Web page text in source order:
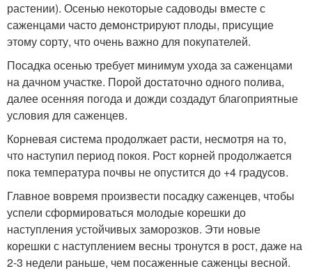
растении). Осенью некоторые садоводы вместе с
саженцами часто демонстрируют плоды, присущие
этому сорту, что очень важно для покупателей.
Посадка осенью требует минимум ухода за саженцами
на дачном участке. Порой достаточно одного полива,
далее осенняя погода и дожди создадут благоприятные
условия для саженцев.
Корневая система продолжает расти, несмотря на то,
что наступил период покоя. Рост корней продолжается
пока температура почвы не опустится до +4 градусов.
Главное вовремя произвести посадку саженцев, чтобы
успели сформироваться молодые корешки до
наступления устойчивых заморозков. Эти новые
корешки с наступлением весны тронутся в рост, даже на
2-3 недели раньше, чем посаженные саженцы весной.